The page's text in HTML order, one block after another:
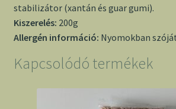
stabilizátor (xantán és guar gumi).
Kiszerelés: 200g
Allergén információ: Nyomokban
Kapcsolódó termékek